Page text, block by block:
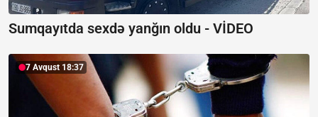
Sumqayıtda sexdə yanğın oldu - VİDEO
7 Avqust 18:37